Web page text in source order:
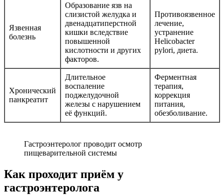
Язвенная
болезнь
Образование язв на
слизистой желудка и
двенадцатиперстной
кишки вследствие
повышенной
кислотности и других
факторов.
Противоязвенное
лечение,
устранение
Helicobacter
pylori, диета.
Хронический
панкреатит
Длительное
воспаление
поджелудочной
железы с нарушением
её функций.
Ферментная
терапия,
коррекция
питания,
обезболивание.
Гастроэнтеролог проводит осмотр
пищеварительной системы
Как проходит приём у
гастроэнтеролога